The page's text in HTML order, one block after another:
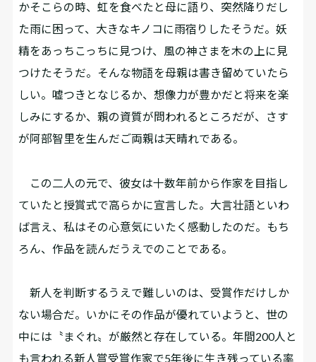
かそこらの時、虹を食べたと母に語り、突然降りだし
た雨に困って、大きなキノコに雨宿りしたそうだ。妖
精をあっちこっちに見つけ、風の神さまを木の上に見
つけたそうだ。そんな物語を母親は書き留めていたら
しい。嘘つきとなじるか、想像力が豊かだと将来を楽
しみにするか、親の資質が問われるところだが、さす
が阿部智里を生んだご両親は天晴れである。
この二人の元で、彼女は十数年前から作家を目指し
ていたと授賞式で高らかに宣言した。大言壮語といわ
ば言え、私はその心意気にいたく感動したのだ。もち
ろん、作品を読んだうえでのことである。
新人を判断するうえで難しいのは、受賞作だけしか
ない場合だ。いかにその作品が優れていようと、世の
中には〝まぐれ〟が厳然と存在している。年間200人と
も言われる新人賞受賞作家で5年後に生き残っている率